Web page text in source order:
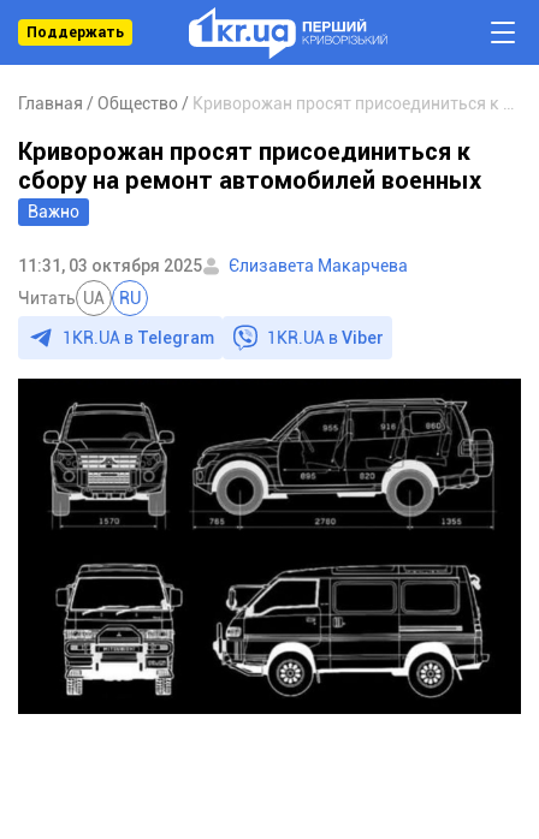
Поддержать
Главная Общество
Важно
Криворожан просят присоединиться к
сбору на ремонт автомобилей военных
11:31, 03 октября 2025
Єлизавета Макарчева
Читать UA RU
1KR.UA в Telegram 1KR.UA вViber